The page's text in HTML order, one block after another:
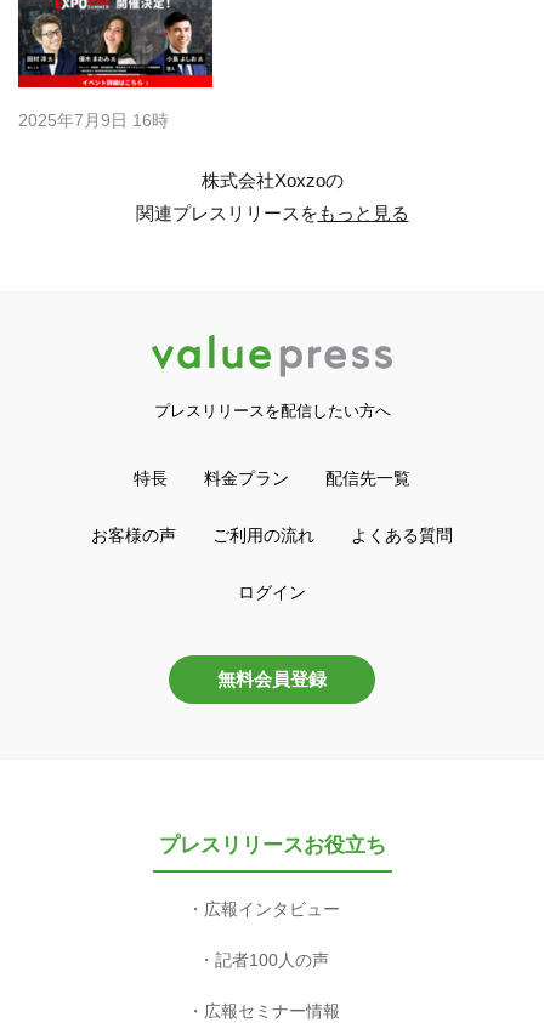
2025年7月9日 16時
株式会社Xoxzoの
関連プレスリリースをもっと見る
プレスリリースを配信したい方へ
特長 料金プラン 配信先一覧
お客様の声 ご利用の流れ よくある質問
ログイン
無料会員登録
プレスリリースお役立ち
広報インタビュー
記者100人の声
広報セミナー情報